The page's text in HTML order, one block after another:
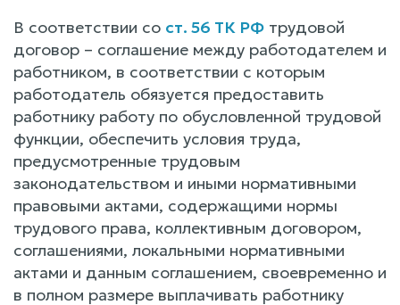
В соответствии со ст. 56 ТК РФ трудовой
договор – соглашение между работодателем и
работником, в соответствии с которым
работодатель обязуется предоставить
работнику работу по обусловленной трудовой
функции, обеспечить условия труда,
предусмотренные трудовым
законодательством и иными нормативными
правовыми актами, содержащими нормы
трудового права, коллективным договором,
соглашениями, локальными нормативными
актами и данным соглашением, своевременно и
в полном размере выплачивать работнику